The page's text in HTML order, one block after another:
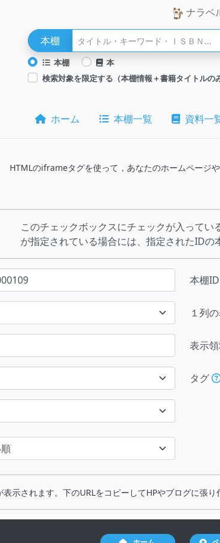
ナラベ
本棚
本棚
本
検索対象を限定する（本棚情報＋書籍タイトルの
ホーム 本棚一覧 資料一
HTMLのiframeタグを使って，あなたのホームページ
このチェックボックスにチェックが入って
が指定されている場合には、指定されたIDの
本棚ID
１列
表示領
タグ
示されます。下のURLをコピーしてHPやブログに張り